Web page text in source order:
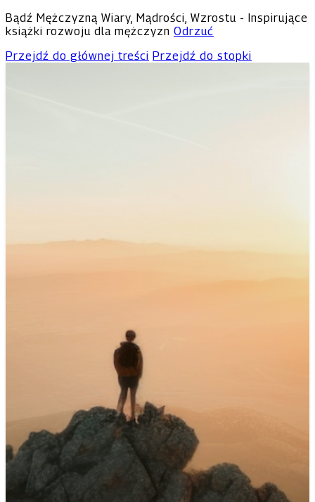
Bądź Mężczyzną Wiary, Mądrości, Wzrostu - Inspirujące
książki rozwoju dla mężczyzn Odrzuć
Przejdź do głównej treści Przejdź do stopki